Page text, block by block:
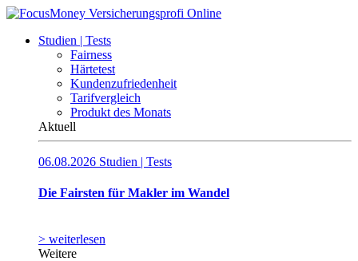
Studien | Tests
Fairness
Härtetest
Kundenzufriedenheit
Tarifvergleich
Produkt des Monats
Aktuell
06.08.2026 Studien | Tests
Die Fairsten für Makler im Wandel
> weiterlesen
Weitere